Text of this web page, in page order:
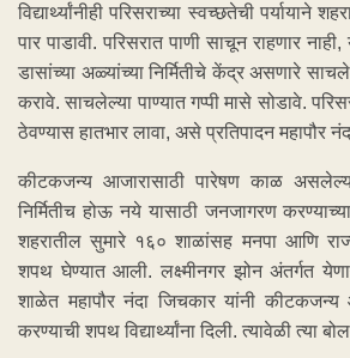
विद्यार्थ्यांनीही परिसराच्या स्वच्छतेची पर्यायाने
पार पाडावी. परिसरात पाणी साचून राहणार
डासांच्या अळ्यांच्या निर्मितीचे केंद्र असणारे
करावे. साचलेल्या पाण्यात गप्पी मासे सोडावे.
ठेवण्यास हातभार लावा, असे प्रतिपादन महापौर
कीटकजन्य आजारासाठी पारेषण काळ
निर्मितीच होऊ नये यासाठी जनजागरण
शहरातील सुमारे १६० शाळांसह मनपा आणि
शपथ घेण्यात आली. लक्ष्मीनगर झोन अंतर्गत
शाळेत महापौर नंदा जिचकार यांनी
करण्याची शपथ विद्यार्थ्यांना दिली. त्यावेळी त्या